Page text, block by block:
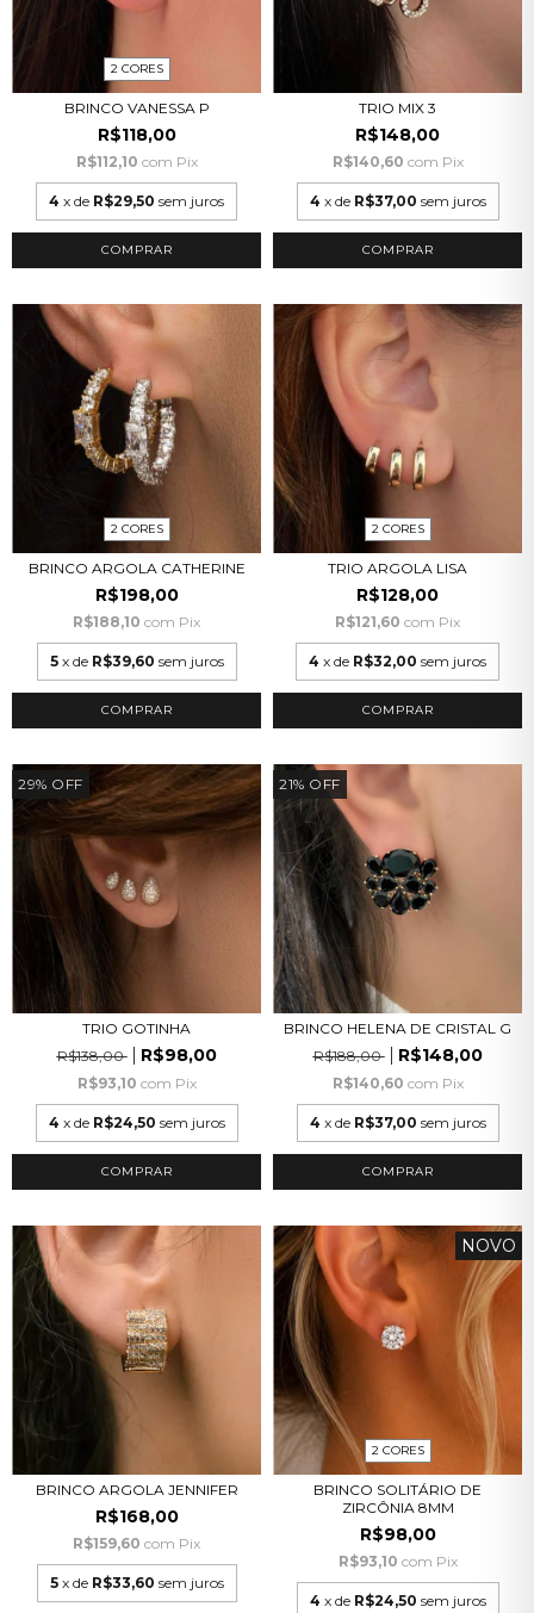
2 CORES
BRINCO VANESSA P
R$118,00
R$112,10 com Pix
4 x de R$29,50 sem juros
COMPRAR
TRIO MIX 3
R$148,00
R$140,60 com Pix
4 x de R$37,00 sem juros
2 CORES
BRINCO ARGOLA CATHERINE
R$198,00
R$188,10 com Pix
5 x de R$39,60 sem juros
COMPRAR
2 CORES
TRIO ARGOLA LISA
R$128,00
R$121,60 com Pix
4 x de R$32,00 sem juros
COMPRAR
29% OFF
TRIO GOTINHA
R$138,00
R$98,00
R$93,10 com Pix
4 x de R$24,50 sem juros
COMPRAR
21% OFF
BRINCO HELENA DE CRISTAL G
R$188,00
R$148,00
R$140,60 com Pix
4 x de R$37,00 sem juros
COMPRAR
BRINCO ARGOLA JENNIFER
R$168,00
R$159,60 com Pix
5 x de R$33,60 sem juros
NOVO
2 CORES
BRINCO SOLITÁRIO DE
ZIRCÔNIA 8MM
R$98,00
R$93,10 com Pix
4 x de R$24,50 sem juros